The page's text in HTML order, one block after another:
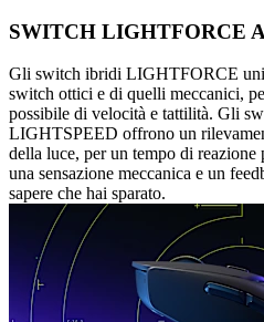
SWITCH LIGHTFORCE
Gli switch ibridi LIGHTFORCE
switch ottici e di quelli meccanici,
possibile di velocità e tattilità. Gli
LIGHTSPEED offrono un
della luce, per un tempo di reazione
una sensazione meccanica e un
sapere che hai sparato.